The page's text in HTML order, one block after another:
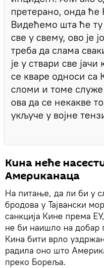
претерано, онда ће
Видећемо шта ће ту
све у свему, ово је
треба да слама
је у ствари све
се кваре односи са
сломи и томе служе
ова да се некакве
укључе у војне
Кина неће
Американаца
На питање, да ли би у
бродова у Тајвански
санкција Кине према
не би наишло на добар
Кина бити врло
радила оно што
преко Бореља.